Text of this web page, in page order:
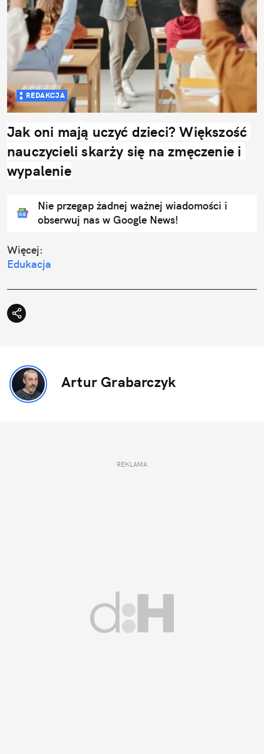
REDAKCJA
Jak oni mają uczyć dzieci? Większość
nauczycieli skarży się na zmęczenie i
wypalenie
Nie przegap żadnej ważnej wiadomości i
obserwuj nas w Google News!
Więcej:
Edukacja
Artur Grabarczyk
REKLAMA